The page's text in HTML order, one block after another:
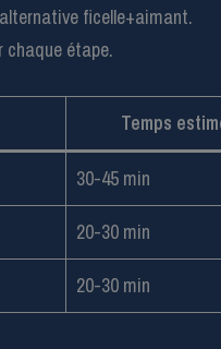
ficelle+aimant.
chaque étape.
Temps
30-45 min
20-30 min
20-30 min